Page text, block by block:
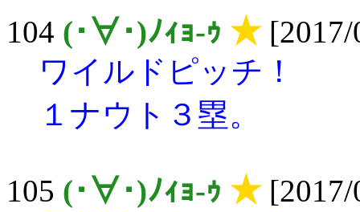
104 (･∀･)ﾉｨｮ-ｩ ★[2017/
ワイルドピッチ！
１ナウト３塁。
105 (･∀･)ﾉｨｮ-ｩ ★[2017/